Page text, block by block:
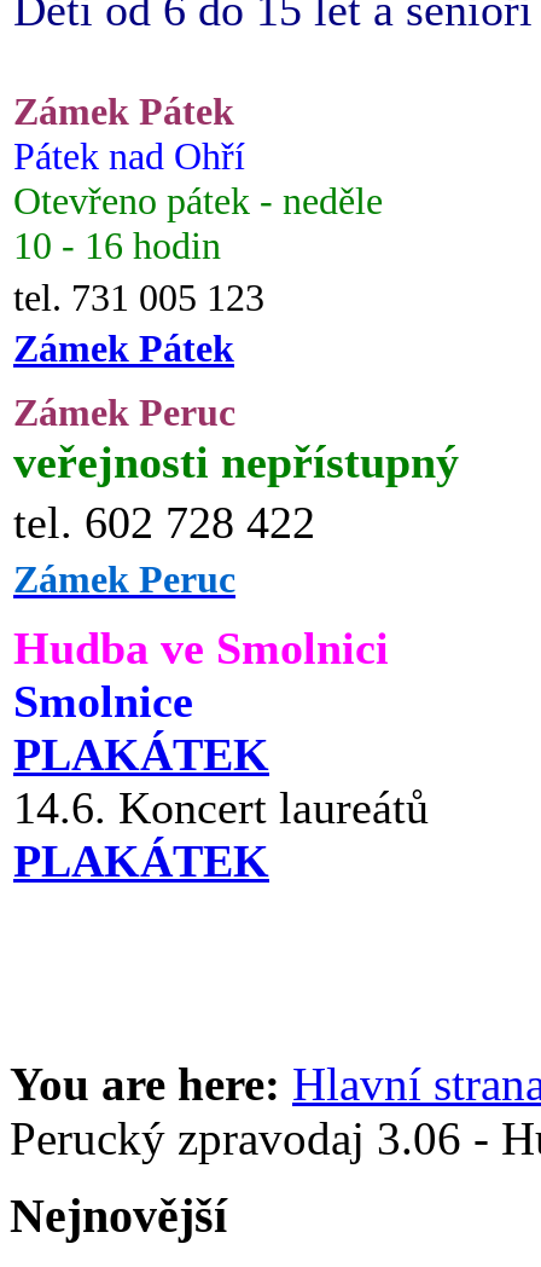
Zámek Pátek
Pátek nad Ohří
Otevřeno pátek - neděle
10 - 16 hodin
tel. 731 005 123
Zámek Pátek
Zámek Peruc
veřejnosti nepřístupný
tel. 602 728 422
Zámek Peruc
Hudba ve Smolnici
Smolnice
PLAKÁTEK
14.6. Koncert laureátů
PLAKÁTEK
You are here: Hlavní
Perucký zpravodaj 3.06 -
Nejnovější